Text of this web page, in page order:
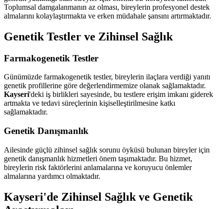
Toplumsal damgalanmanın az olması, bireylerin profesyonel destek
almalarını kolaylaştırmakta ve erken müdahale şansını artırmaktadır.
Genetik Testler ve Zihinsel Sağlık
Farmakogenetik Testler
Günümüzde farmakogenetik testler, bireylerin ilaçlara verdiği yanıtı
genetik profillerine göre değerlendirmemize olanak sağlamaktadır.
Kayseri'deki iş birlikleri sayesinde, bu testlere erişim imkanı giderek
artmakta ve tedavi süreçlerinin kişiselleştirilmesine katkı
sağlamaktadır.
Genetik Danışmanlık
Ailesinde güçlü zihinsel sağlık sorunu öyküsü bulunan bireyler için
genetik danışmanlık hizmetleri önem taşımaktadır. Bu hizmet,
bireylerin risk faktörlerini anlamalarına ve koruyucu önlemler
almalarına yardımcı olmaktadır.
Kayseri'de Zihinsel Sağlık ve Genetik